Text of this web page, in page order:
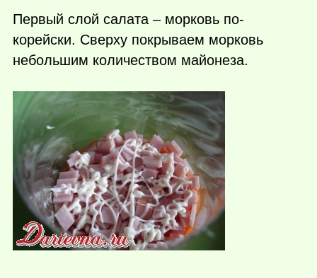
Первый слой салата – морковь по-
корейски. Сверху покрываем морковь
небольшим количеством майонеза.